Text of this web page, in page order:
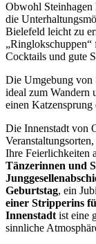
Obwohl Steinhagen
die
Bielefeld leicht zu
Cocktails und gute
Die Umgebung von
ideal zum Wandern
einen
Die Innenstadt von
Ihre Feierlichkeiten
Tänzerinnen und
Geburtstag, ein
einer Stripperins
Innenstadt ist eine
sinnliche